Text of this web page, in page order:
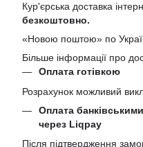
Кур'єрська доставка
безкоштовно.
«Новою поштою» по
Більше інформації про
Оплата готівкою
Розрахунок можливий
Оплата
через Liqpay
Після підтвердження